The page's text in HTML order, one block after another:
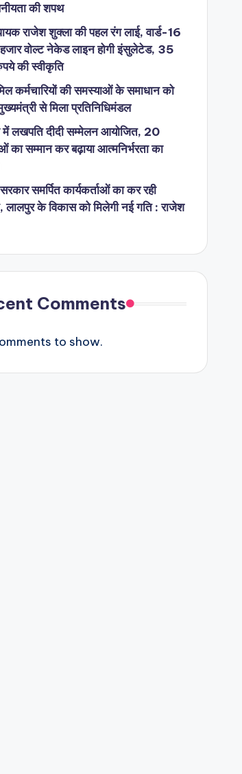
की शपथ
राजेश शुक्ला की पहल रंग लाई, वार्ड-16
वोल्ट नेकेड लाइन होगी इंसुलेटेड, 35
की स्वीकृति
कर्मचारियों की समस्याओं के समाधान को
से मिला प्रतिनिधिमंडल
में लखपति दीदी सम्मेलन आयोजित, 20
का सम्मान कर बढ़ाया आत्मनिर्भरता का
समर्पित कार्यकर्ताओं का कर रही
लालपुर के विकास को मिलेगी नई गति : राजेश
Comments
to show.